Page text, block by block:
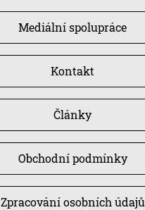
Mediální spolupráce
Kontakt
Články
Obchodní podmínky
Zpracování osobních údajů